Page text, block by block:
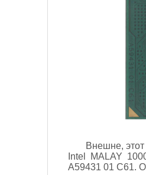
Внешне, этот
Intel MALAY
A59431 01 C61.